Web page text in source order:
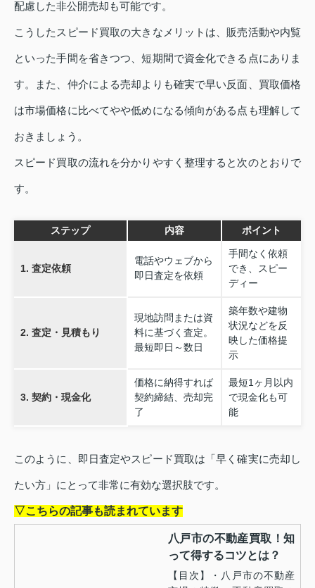
配慮した非公開売却も可能です。
こうしたスピード買取の大きなメリットは、販売活動や内覧
といった手間を省きつつ、短期間で資金化できる点にありま
す。また、仲介による売却よりも確実で早い反面、買取価格
は市場価格に比べてやや低めになる傾向がある点も理解して
おきましょう。
スピード買取の流れを分かりやすく整理すると次のとおりで
す。
ステップ 内容 ポイント
1. 査定依頼
電話やウェブから
即日査定を依頼
手間なく依頼
でき、スピー
ディー
2. 査定・見積もり
現地訪問または資
料に基づく査定。
最短即日～数日
築年数や建物
状況などを反
映した価格提
示
3. 契約・現金化
価格に納得すれば
契約締結、売却完
了
最短1ヶ月以内
で現金化も可
能
このように、即日査定やスピード買取は「早く確実に売却し
たい方」にとって非常に有効な選択肢です。
▽こちらの記事も読まれています
八戸市の不動産買取！知
って得するコツとは？
【目次】・八戸市の不動産